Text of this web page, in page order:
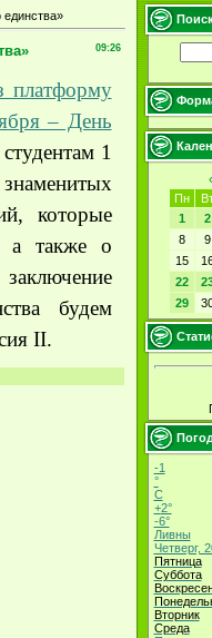
09:26
платформу
– День
1
которые
а также о
будем
II.
Пн
1
2
8
9
15
22
29
-1
°
C
+2°
-6°
Ливны
Четверг,
Пятница
Суббота
Вторник
Среда